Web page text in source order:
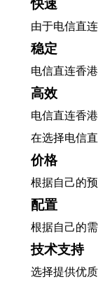
快速
由于电信直
稳定
电信直连香
高效
电信直连香
在选择电信
价格
根据自己的
配置
根据自己的
技术支持
选择提供优